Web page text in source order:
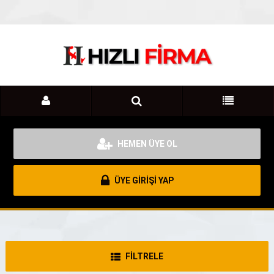
HEMEN ÜYE OL
ÜYE GİRİŞİ YAP
FİLTRELE